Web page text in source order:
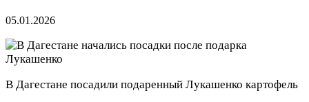
05.01.2026
В Дагестане посадили подаренный Лукашенко картофель